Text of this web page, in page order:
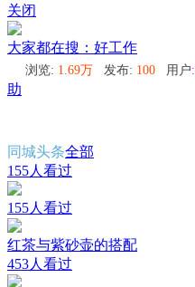
关闭
大家都在搜：好工作
浏览: 1.69万 发布: 100 用户:
助
同城头条全部
155人看过
155人看过
红茶与紫砂壶的搭配
453人看过